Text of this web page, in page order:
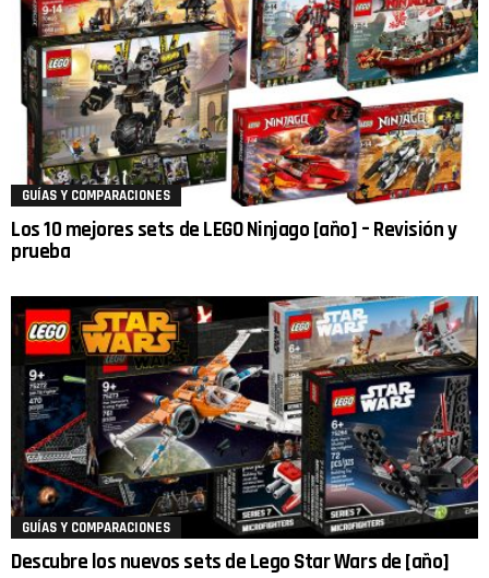
GUÍAS Y COMPARACIONES
Los 10 mejores sets de LEGO Ninjago [año] – Revisión y
prueba
GUÍAS Y COMPARACIONES
Descubre los nuevos sets de Lego Star Wars de [año]